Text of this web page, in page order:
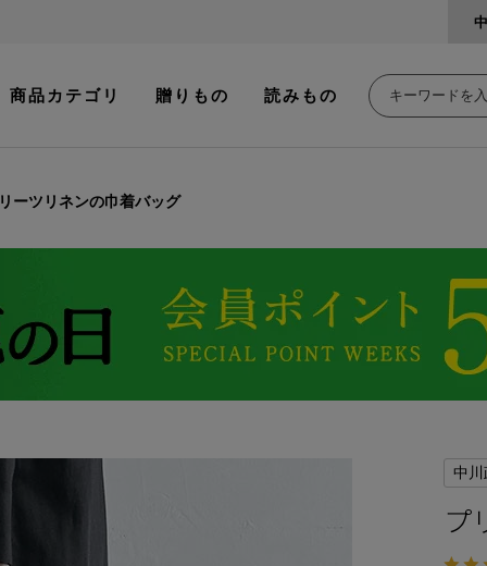
商品カテゴリ 贈りもの 読みもの
ーツリネンの巾着バッグ
中川
プ